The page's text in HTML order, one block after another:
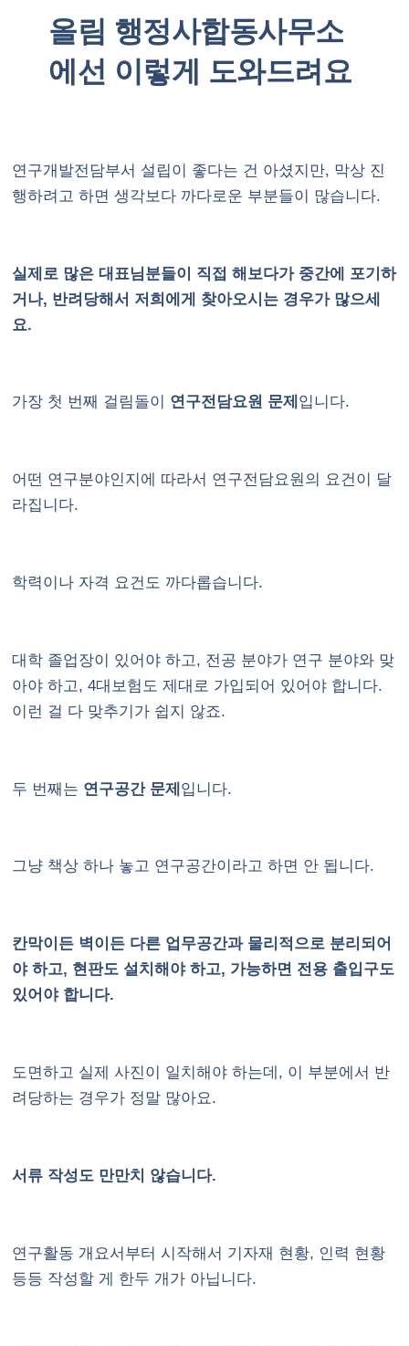
올림 행정사합동사무소
에선 이렇게 도와드려요
연구개발전담부서 설립이 좋다는 건 아셨지만, 막상 진
행하려고 하면 생각보다 까다로운 부분들이 많습니다.
실제로 많은 대표님분들이 직접 해보다가 중간에 포기하
거나, 반려당해서 저희에게 찾아오시는 경우가 많으세
요.
가장 첫 번째 걸림돌이 연구전담요원 문제 입니다.
어떤 연구분야인지에 따라서 연구전담요원의 요건이 달
라집니다.
학력이나 자격 요건도 까다롭습니다.
대학 졸업장이 있어야 하고, 전공 분야가 연구 분야와 맞
아야 하고, 4대보험도 제대로 가입되어 있어야 합니다.
이런 걸 다 맞추기가 쉽지 않죠.
두 번째는 연구공간 문제 입니다.
그냥 책상 하나 놓고 연구공간이라고 하면 안 됩니다.
칸막이든 벽이든 다른 업무공간과 물리적으로 분리되어
야 하고, 현판도 설치해야 하고, 가능하면 전용 출입구도
있어야 합니다.
도면하고 실제 사진이 일치해야 하는데, 이 부분에서 반
려당하는 경우가 정말 많아요.
서류 작성도 만만치 않습니다.
연구활동 개요서부터 시작해서 기자재 현황, 인력 현황
등등 작성할 게 한두 개가 아닙니다.